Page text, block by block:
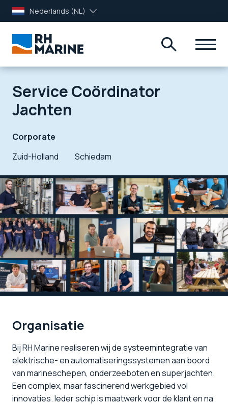
Nederlands (NL)
Service Coördinator
Jachten
Corporate
Zuid-Holland
Schiedam
Organisatie
Bij RH Marine realiseren wij de systeemintegratie van
elektrische- en automatiseringssystemen aan boord
van marineschepen, onderzeeboten en superjachten.
Een complex, maar fascinerend werkgebied vol
innovaties. Ieder schip is maatwerk voor de klant en na